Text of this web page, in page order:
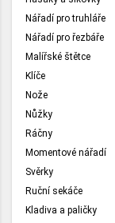
Nářadí pro truhláře
Nářadí pro řezbáře
Malířské štětce
Klíče
Nože
Nůžky
Ráčny
Momentové nářadí
Svěrky
Ruční sekáče
Kladiva a paličky